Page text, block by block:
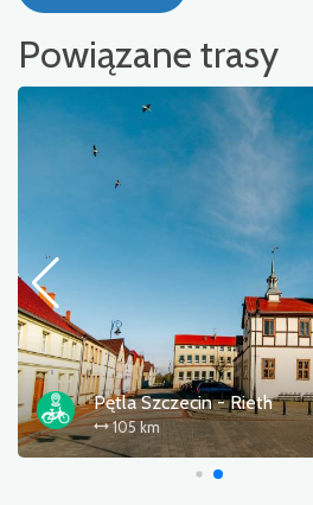
Powiązane trasy
Wokół Zalewu Szczecińskiego
296 km